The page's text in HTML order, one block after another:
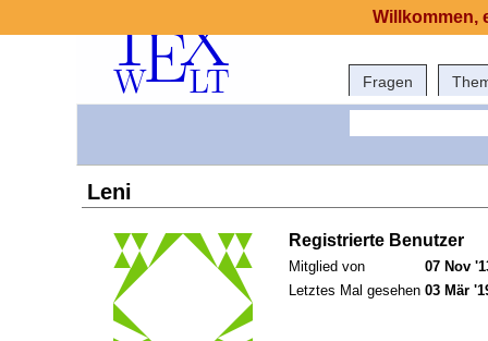
Fragen
Leni
Registrierte Benutzer
Mitglied von
07 Nov
Letztes Mal gesehen 03 Mär
Willkommen,